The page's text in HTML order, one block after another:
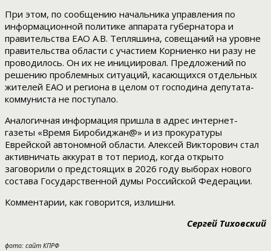
При этом, по сообщению начальника управления по
информационной политике аппарата губернатора и
правительства ЕАО А.В. Тепляшина, совещаний на уровне
правительства области с участием Корниенко ни разу не
проводилось. Он их не инициировал. Предложений по
решению проблемных ситуаций, касающихся отдельных
жителей ЕАО и региона в целом от господина депутата-
коммуниста не поступало.
Аналогичная информация пришла в адрес интернет-
газеты «Время Биробиджан@» и из прокуратуры
Еврейской автономной области. Алексей Викторович стал
активничать аккурат в тот период, когда открыто
заговорили о предстоящих в 2026 году выборах нового
состава Государственной думы Российской Федерации.
Комментарии, как говорится, излишни.
Сергей Тиховский
фото: сайт КПРФ